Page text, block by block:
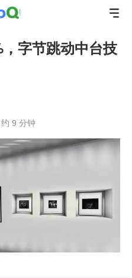
字节跳动中台技
9 分钟